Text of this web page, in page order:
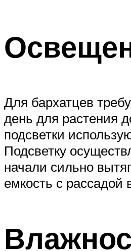
Для бархатцев
день для растения
подсветки
Подсветку
начали сильно
емкость с рассадой